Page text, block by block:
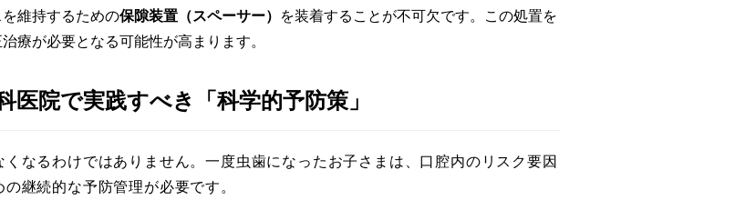
維持するための保隙装置（スペーサー）
を装着することが不可欠です。この処置を
療が必要となる可能性が高まります。
医院で実践すべき「科学的予防策」
なるわけではありません。一度虫歯になったお子さまは、口腔内のリスク要因
の継続的な予防管理が必要です。